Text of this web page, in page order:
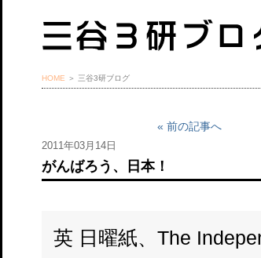
HOME ＞ 三谷3研ブログ
« 前の記事へ
2011年03月14日
がんばろう、日本！
英 日曜紙、The